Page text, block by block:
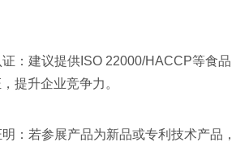
：建议提供ISO 22000/HACCP等食品
提升企业竞争力。
：若参展产品为新品或专利技术产品，